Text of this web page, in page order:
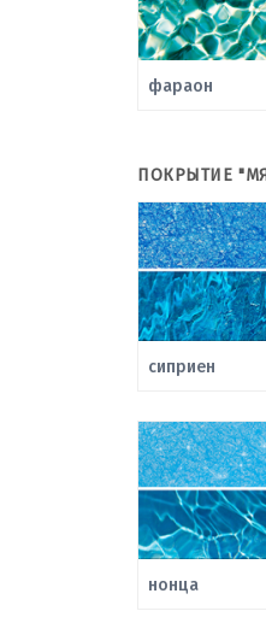
фараон
ПОКРЫТИЕ
сиприен
нонца